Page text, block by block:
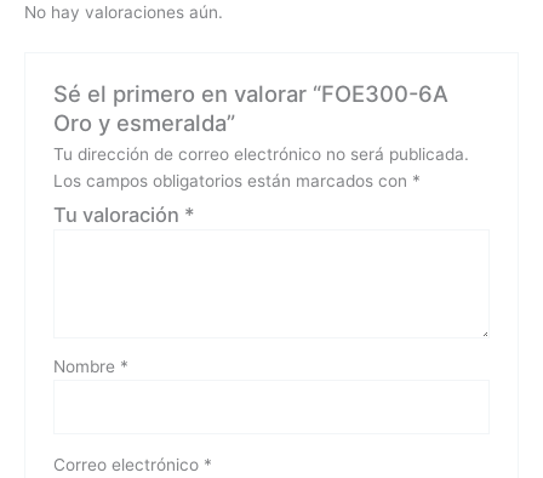
No hay valoraciones aún.
Sé el primero en valorar “FOE300-6A
Oro y esmeralda”
Tu dirección de correo electrónico no será publicada.
Los campos obligatorios están marcados con *
Tu valoración *
Nombre *
Correo electrónico *